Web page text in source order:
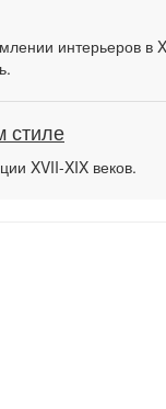
интерьеров в
стиле
XVII-XIX веков.